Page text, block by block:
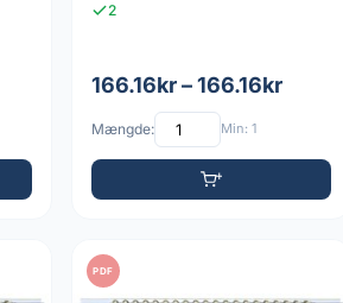
2
166.16kr – 166.16kr
Mængde: Min: 1
PDF